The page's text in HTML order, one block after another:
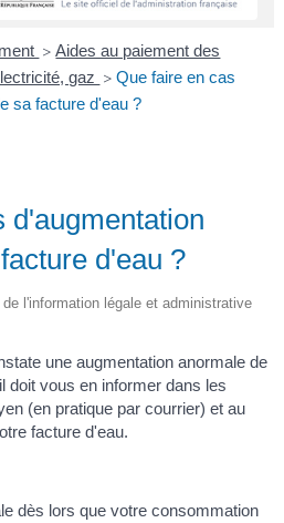
R IE
> Aides au paiement des
gaz > Que faire en cas
sa facture d'eau ?
d'augmentation
d'eau ?
l'information légale et administrative
une augmentation anormale de
doit vous en informer dans les
(en pratique par courrier) et au
facture d'eau.
dès lors que votre consommation